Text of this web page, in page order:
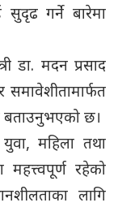
सुदृढ गर्ने बारेमा
डा. मदन प्रसाद
समावेशीतामार्फत
बताउनुभएको छ।
महिला तथा
रहेको
लागि